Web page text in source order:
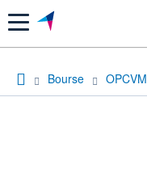
Menu
Bourse OPCVM